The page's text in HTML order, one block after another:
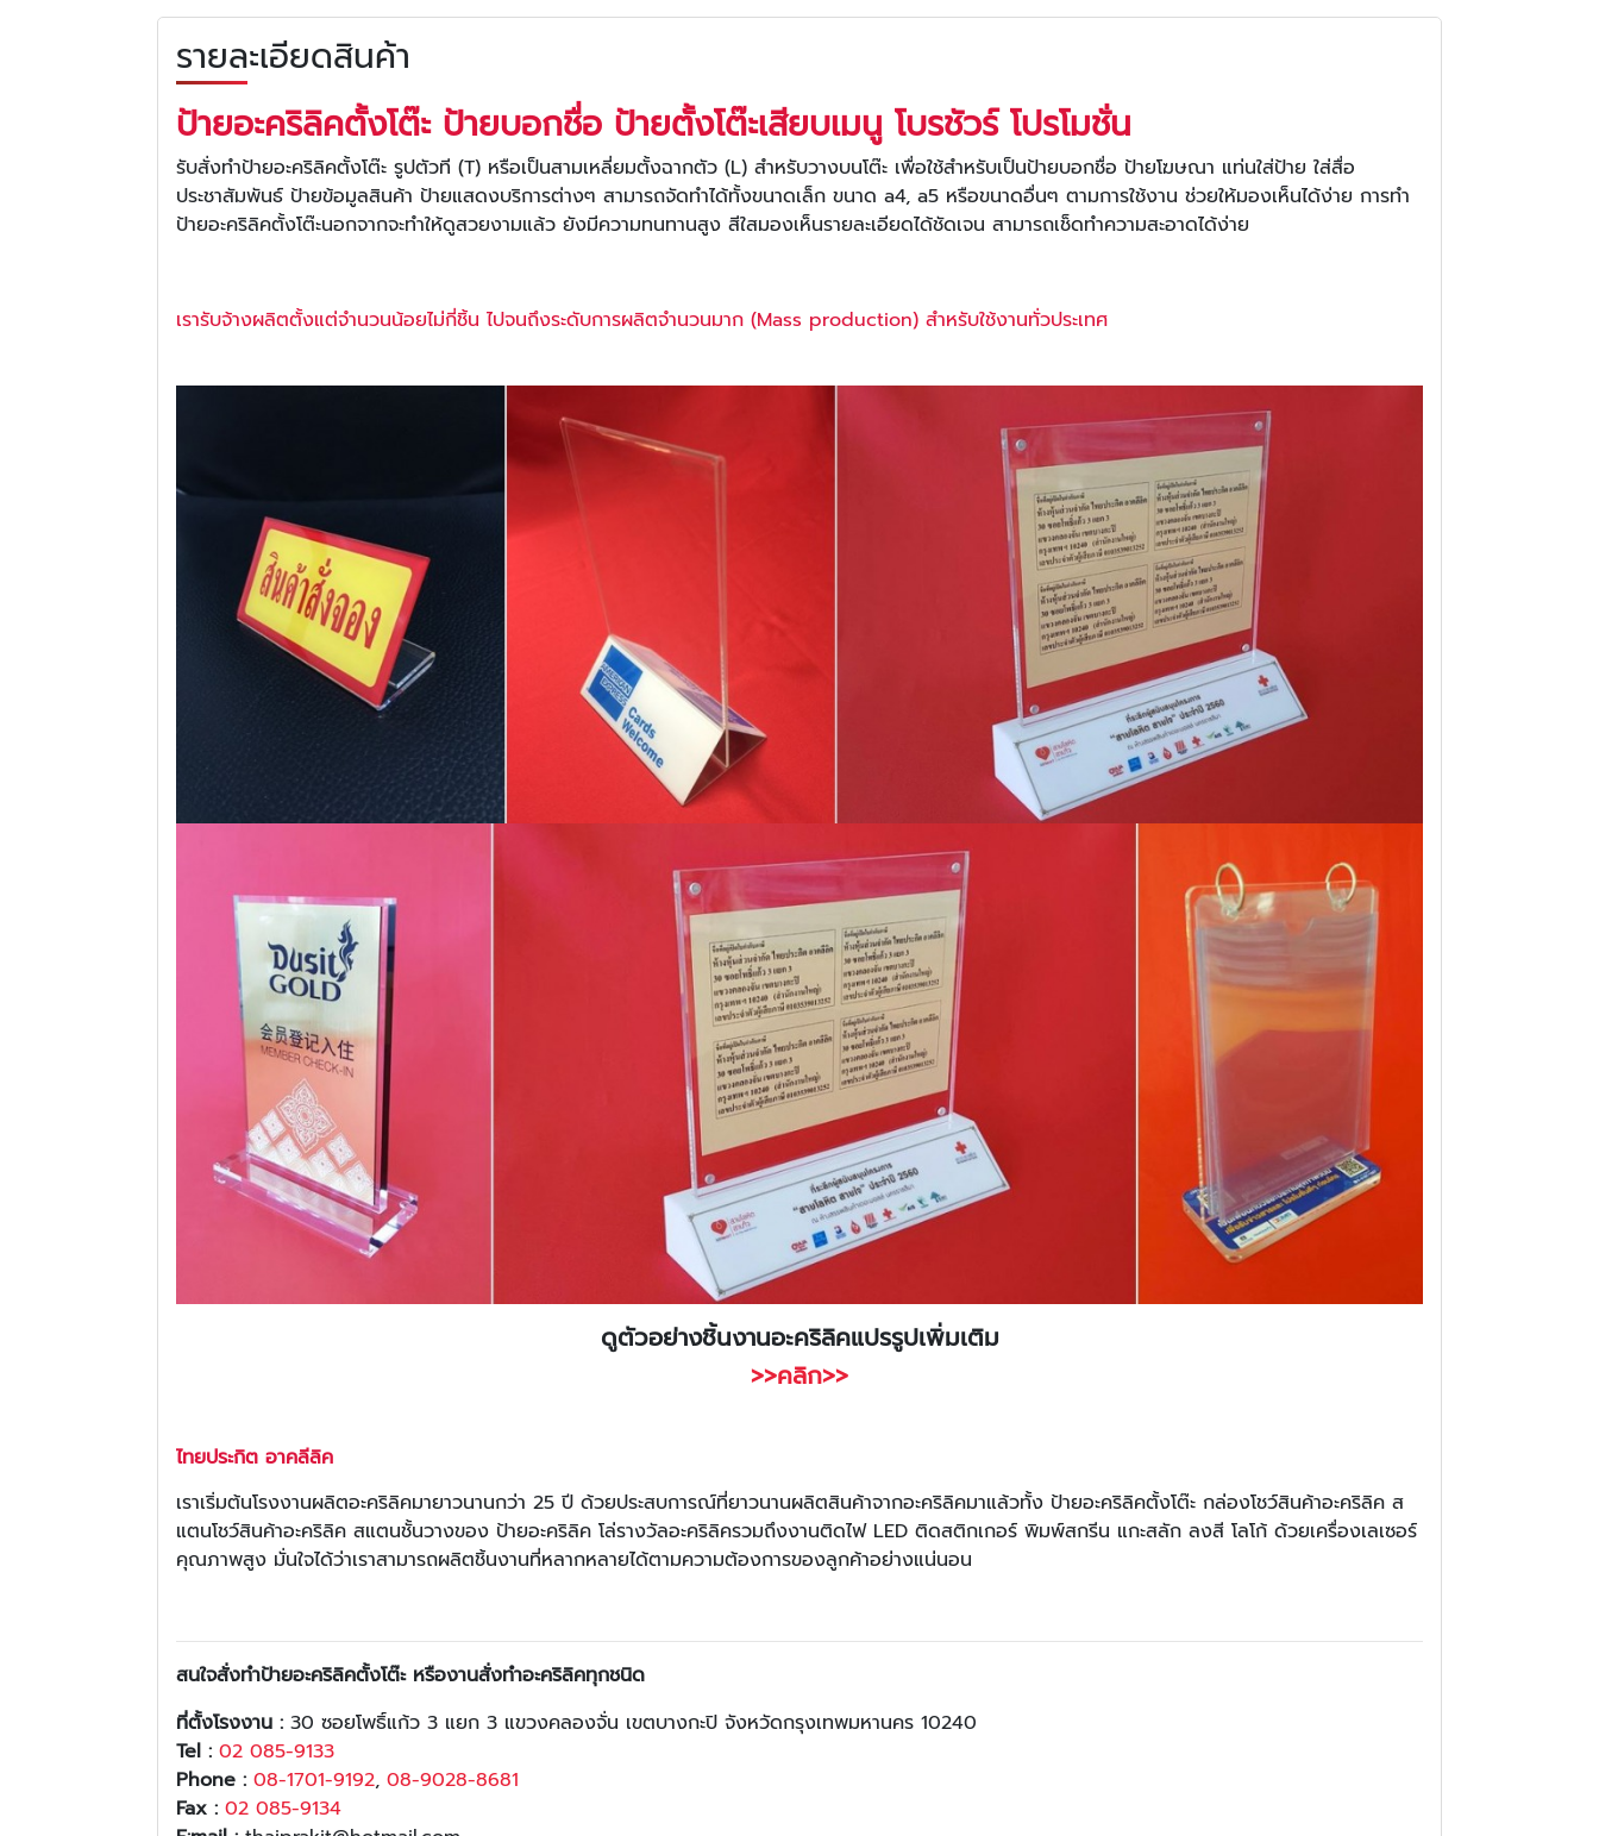
รายละเอียดสินค้า
ป้ายอะคริลิคตั้งโต๊ะ ป้ายบอกชื่อ ป้ายตั้งโต๊ะเสียบเมนู โบรชัวร์ โปรโมชั่น
รับสั่งทำป้ายอะคริลิคตั้งโต๊ะ รูปตัวที (T) หรือเป็นสามเหลี่ยมตั้งฉากตัว (L) สำหรับวางบนโต๊ะ เพื่อใช้สำหรับเป็นป้ายบอกชื่อ ป้ายโฆษณา แท่นใส่ป้าย ใส่สื่อ
ประชาสัมพันธ์ ป้ายข้อมูลสินค้า ป้ายแสดงบริการต่างๆ สามารถจัดทำได้ทั้งขนาดเล็ก ขนาด a4, a5 หรือขนาดอื่นๆ ตามการใช้งาน ช่วยให้มองเห็นได้ง่าย การทำ
ป้ายอะคริลิคตั้งโต๊ะนอกจากจะทำให้ดูสวยงามแล้ว ยังมีความทนทานสูง สีใสมองเห็นรายละเอียดได้ชัดเจน สามารถเช็ดทำความสะอาดได้ง่าย
เรารับจ้างผลิตตั้งแต่จำนวนน้อยไม่กี่ชิ้น ไปจนถึงระดับการผลิตจำนวนมาก (Mass production) สำหรับใช้งานทั่วประเทศ
ดูตัวอย่างชิ้นงานอะคริลิคแปรรูปเพิ่มเติม
>>คลิก>>
ไทยประกิต อาคลีลิค
เราเริ่มต้นโรงงานผลิตอะคริลิคมายาวนานกว่า 25 ปี ด้วยประสบการณ์ที่ยาวนานผลิตสินค้าจากอะคริลิคมาแล้วทั้ง ป้ายอะคริลิคตั้งโต๊ะ กล่องโชว์สินค้าอะคริลิค ส
แตนโชว์สินค้าอะคริลิค สแตนชั้นวางของ ป้ายอะคริลิค โล่รางวัลอะคริลิครวมถึงงานติดไฟ LED ติดสติกเกอร์ พิมพ์สกรีน แกะสลัก ลงสี โลโก้ ด้วยเครื่องเลเซอร์
คุณภาพสูง มั่นใจได้ว่าเราสามารถผลิตชิ้นงานที่หลากหลายได้ตามความต้องการของลูกค้าอย่างแน่นอน
สนใจสั่งทำป้ายอะคริลิคตั้งโต๊ะ หรืองานสั่งทำอะคริลิคทุกชนิด
ที่ตั้งโรงงาน : 30 ซอยโพธิ์แก้ว 3 แยก 3 แขวงคลองจั่น เขตบางกะปิ จังหวัดกรุงเทพมหานคร 10240
Tel : 02 085-9133
Phone : 08-1701-9192, 08-9028-8681
Fax : 02 085-9134